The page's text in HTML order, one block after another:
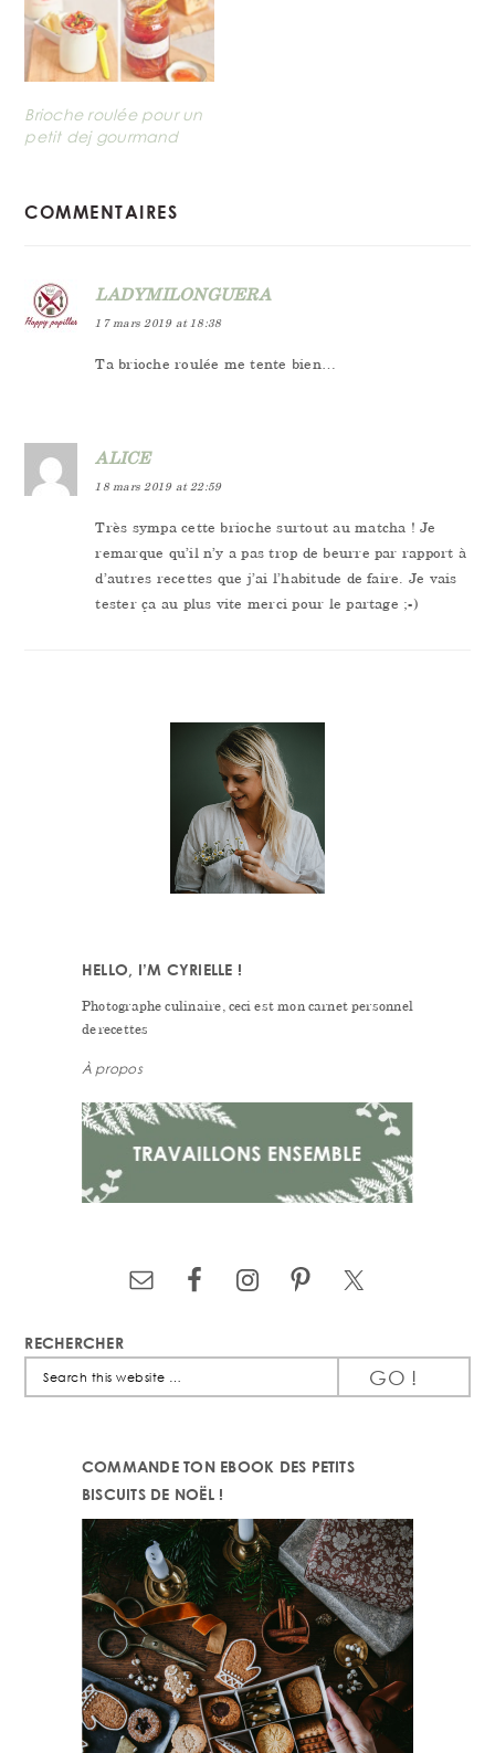
Brioche roulée pour un
petit dej gourmand
COMMENTAIRES
LADYMILONGUERA
17 mars 2019 at 18:38
Ta brioche roulée me tente bien…
ALICE
18 mars 2019 at 22:59
Très sympa cette brioche surtout au matcha ! Je
remarque qu’il n’y a pas trop de beurre par rapport à
d’autres recettes que j’ai l’habitude de faire. Je vais
tester ça au plus vite merci pour le partage ;-)
HELLO, I’M CYRIELLE !
Photographe culinaire, ceci est mon carnet personnel
de recettes
À propos
RECHERCHER
COMMANDE TON EBOOK DES PETITS
BISCUITS DE NOËL !